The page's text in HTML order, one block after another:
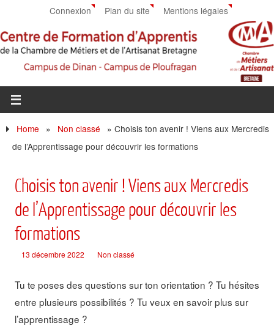
Connexion Plan du site Mentions légales
Home » Non classé » Choisis ton avenir ! Viens aux Mercredis
de l’Apprentissage pour découvrir les formations
Choisis ton avenir ! Viens aux Mercredis
de l’Apprentissage pour découvrir les
formations
13 décembre 2022 Non classé
Tu te poses des questions sur ton orientation ? Tu hésites
entre plusieurs possibilités ? Tu veux en savoir plus sur
l’apprentissage ?